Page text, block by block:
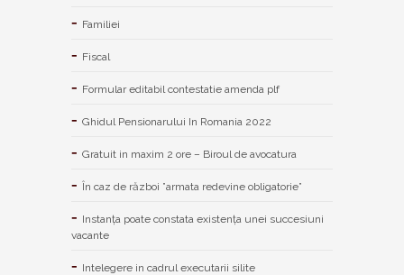
Familiei
Fiscal
Formular editabil contestatie amenda plf
Ghidul Pensionarului In Romania 2022
Gratuit in maxim 2 ore – Biroul de avocatura
În caz de război ”armata redevine obligatorie”
Instanța poate constata existenţa unei succesiuni
vacante
Intelegere in cadrul executarii silite